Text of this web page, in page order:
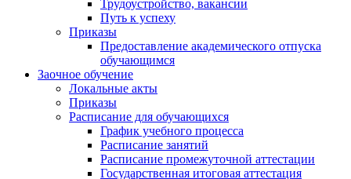
Трудоустройство, вакансии
Путь к успеху
Приказы
Предоставление академического отпуска
обучающимся
Заочное обучение
Локальные акты
Приказы
Расписание для обучающихся
График учебного процесса
Расписание занятий
Расписание промежуточной аттестации
Государственная итоговая аттестация